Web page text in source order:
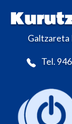
Galtzareta
Tel.